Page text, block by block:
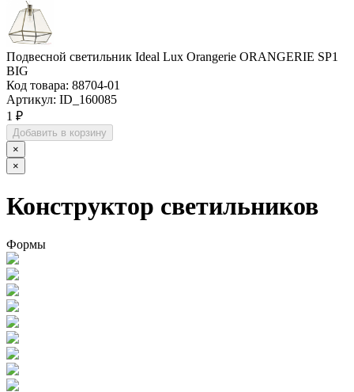
Подвесной светильник Ideal Lux Orangerie ORANGERIE SP1
BIG
Код товара: 88704-01
Артикул: ID_160085
1 ₽
Добавить в корзину
×
×
Конструктор светильников
Формы